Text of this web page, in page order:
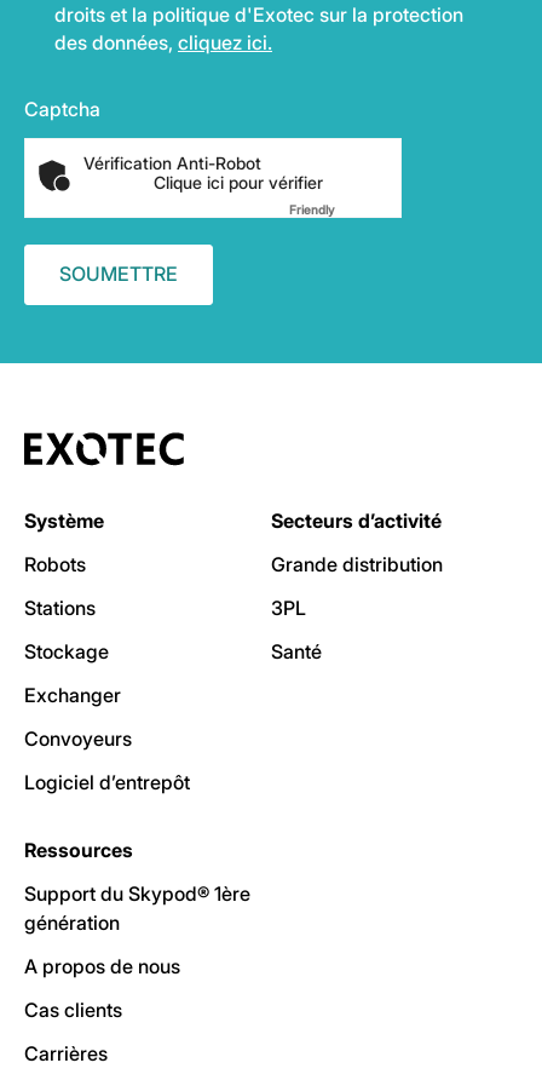
droits et la politique d'Exotec sur la protection
des données, cliquez ici.
Captcha
Vérification Anti-Robot
Clique ici pour vérifier
FriendlyCaptcha ⇗
Système
Robots
Stations
Stockage
Exchanger
Convoyeurs
Logiciel d’entrepôt
Secteurs d’activité
Grande distribution
3PL
Santé
Ressources
Support du Skypod® 1ère
génération
A propos de nous
Cas clients
Carrières